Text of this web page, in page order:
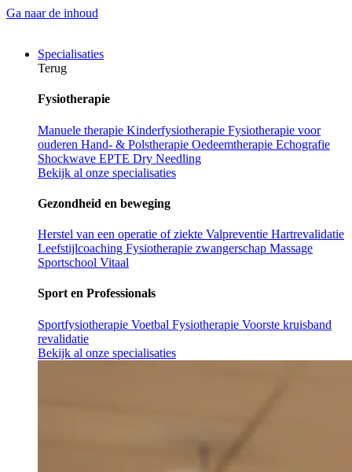
Ga naar de inhoud
Specialisaties
Terug
Fysiotherapie
Manuele therapie Kinderfysiotherapie Fysiotherapie voor
ouderen Hand- & Polstherapie Oedeemtherapie Echografie
Shockwave EPTE Dry Needling
Bekijk al onze specialisaties
Gezondheid en beweging
Herstel van een operatie of ziekte Valpreventie Hartrevalidatie
Leefstijlcoaching Fysiotherapie zwangerschap Massage
Sportschool Vitaal
Sport en Professionals
Sportfysiotherapie Voetbal Fysiotherapie Voorste kruisband
revalidatie
Bekijk al onze specialisaties